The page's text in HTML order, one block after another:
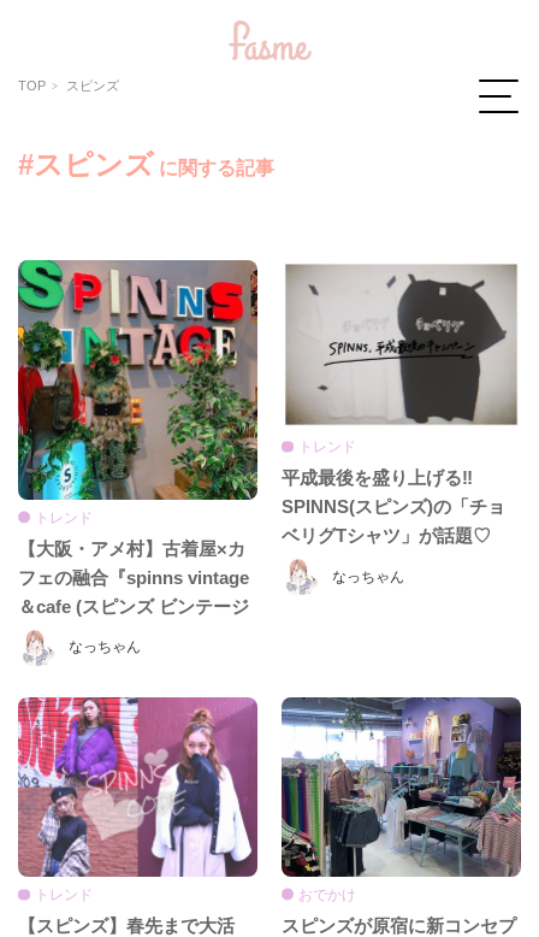
TOP スピンズ
#スピンズ に関する記事
なっちゃん
トレンド
【大阪・アメ村】古着屋×カ
フェの融合『spinns vintage
＆cafe (スピンズ ビンテージ
アンドカフェ)』
なっちゃん
トレンド
平成最後を盛り上げる‼︎
SPINNS(スピンズ)の「チョ
ベリグTシャツ」が話題♡
トレンド
【スピンズ】春先まで大活
おでかけ
スピンズが原宿に新コンセプ